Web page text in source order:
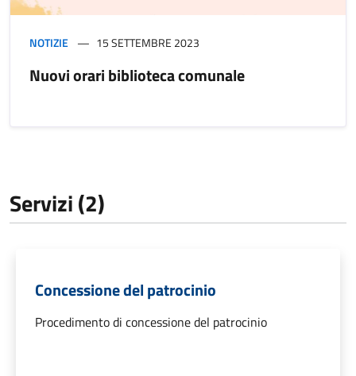
NOTIZIE 15 SETTEMBRE 2023
Nuovi orari biblioteca comunale
Servizi (2)
Concessione del patrocinio
Procedimento di concessione del patrocinio